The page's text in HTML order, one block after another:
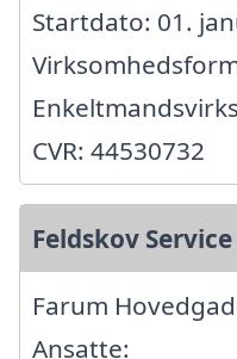
Startdato: 01.
CVR: 44530732
Feldskov Service
Farum
Ansatte: